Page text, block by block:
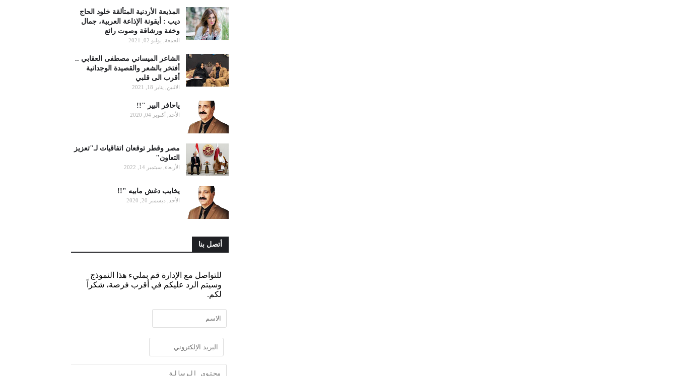
المذيعة الأردنية المتألقة خلود الحاج
ديب : أيقونة الإذاعة العربية، جمال
وخفة ورشاقة وصوت رائع
الجمعة, يوليو 02, 2021
الشاعر الميساني مصطفى العقابي ..
أفتخر بالشعر والقصيدة الوجدانية
أقرب الى قلبي
الاثنين, يناير 18, 2021
ياحافر البير "!!
الأحد, أكتوبر 04, 2020
مصر وقطر توقعان اتفاقيات لـ"تعزيز
التعاون"
الأربعاء, سبتمبر 14, 2022
يخايب دغش مابيه "!!
الأحد, ديسمبر 20, 2020
أتصل بنا
للتواصل مع الإدارة قم بمليء هذا النموذج
وسيتم الرد عليكم في أقرب فرصة، شكراً
لكم.